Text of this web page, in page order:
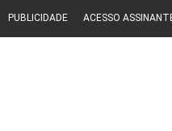
PUBLICIDADE ACESSO